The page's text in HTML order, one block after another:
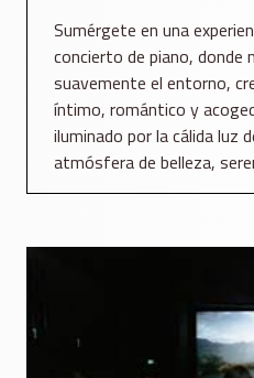
Sumérgete en una
concierto de piano, donde
suavemente el entorno,
íntimo, romántico y
iluminado por la cálida luz
atmósfera de belleza,